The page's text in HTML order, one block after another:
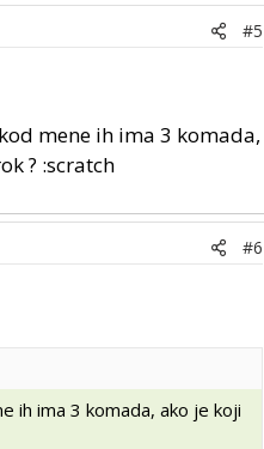
#5
mene ih ima 3 komada,
? :scratch
#6
ih ima 3 komada, ako je koji